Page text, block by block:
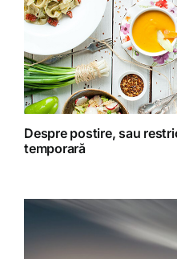
Retete fructariene
Retete preparate
Retete Raw (nepreparate
Despre postire, sau
temporară